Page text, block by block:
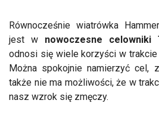
Równocześnie wiatrówka
jest w nowoczesne celowniki
odnosi się wiele korzyści w
Można spokojnie namierzyć cel,
także nie ma możliwości, że w
nasz wzrok się zmęczy.